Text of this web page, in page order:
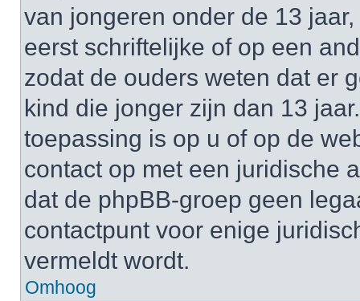
van jongeren onder de 13
eerst schriftelijke of op een
zodat de ouders weten dat er
kind die jonger zijn dan 13
toepassing is op u of op de
contact op met een juridische
dat de phpBB-groep geen
contactpunt voor enige
vermeldt wordt.
Omhoog